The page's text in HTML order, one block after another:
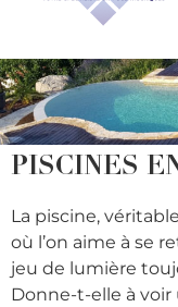
PISCINES
La piscine,
où l’on aime à se
jeu de lumière
Donne-t-elle à